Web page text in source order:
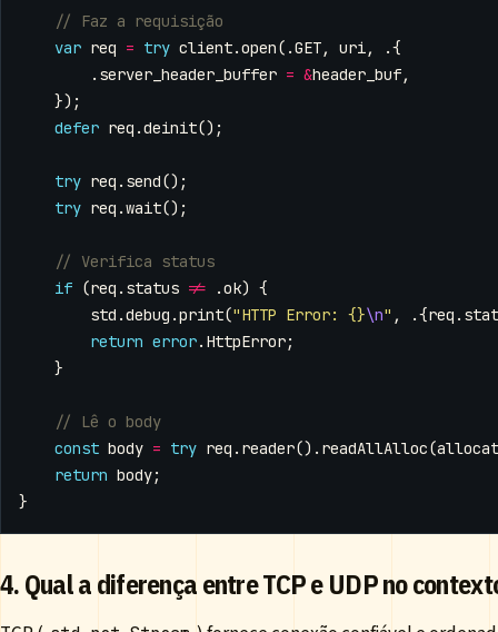
var req = try client.open(.GET, uri,
.{
. server_header_buffer = &header_buf,
});
defer req .deinit();
try req . send();
try req .wait();
if (req . status != .ok) {
std .debug .print("HTTP Error: {}\n" , .{req .
return error. HttpError;
}
const body = try req . reader(). readAllAlloc(
return body;
}
4. Qual a diferença entre TCP e UDP no